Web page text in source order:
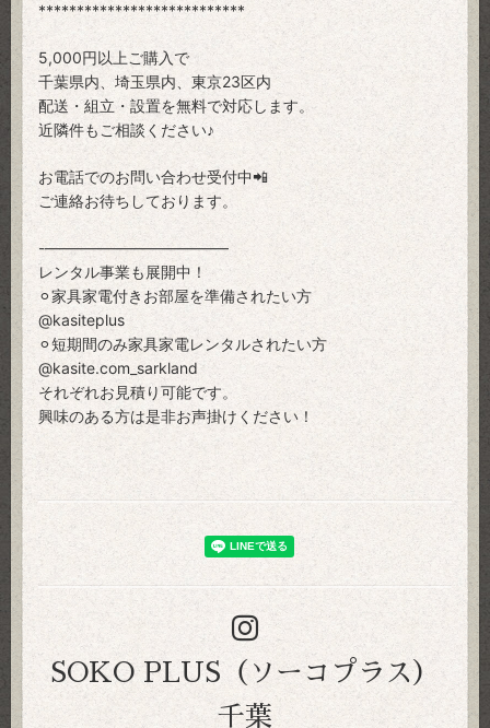
***************************
5,000円以上ご購入で
千葉県内、埼玉県内、東京23区内
配送・組立・設置を無料で対応します。
近隣件もご相談ください♪
お電話でのお問い合わせ受付中📲
ご連絡お待ちしております。
-————————————
レンタル事業も展開中！
⚪︎家具家電付きお部屋を準備されたい方
@kasiteplus
⚪︎短期間のみ家具家電レンタルされたい方
@kasite.com_sarkland
それぞれお見積り可能です。
興味のある方は是非お声掛けください！
SOKO PLUS（ソーコプラス）
千葉